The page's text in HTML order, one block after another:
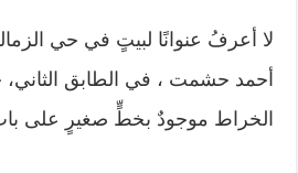
أحمد حشمت ، في الطابق الثاني،
الخراط موجودٌ بخطٍّ صغيرٍ على